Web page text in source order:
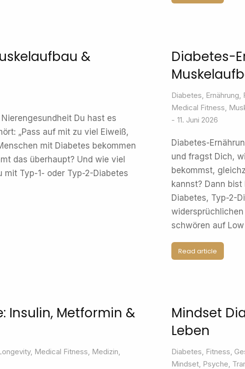
&
Du hast es
„Pass auf mit zu viel Eiweiß,
mit Diabetes bekommen
das überhaupt? Und wie viel
mit Typ-1- oder Typ-2-Diabetes
Diabetes-
Diabetes, Ernährung,
Medical Fitness,
11. Juni 2026
Diabetes-
und fragst Dich,
bekommst,
kannst? Dann
Diabetes, Typ-2-
schwören auf
Read article
Insulin, Metformin &
, Medical Fitness, Medizin,
Mindset
Leben
Diabetes, Fitness,
Mindset, Psyche,